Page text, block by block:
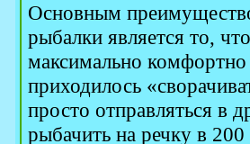
Основным
рыбалки является то,
максимально
приходилось
просто отправляться в
рыбачить на речку в